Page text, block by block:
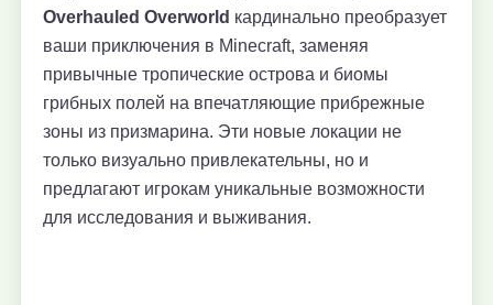
Overhauled Overworld кардинально преобразует
ваши приключения в Minecraft, заменяя
привычные тропические острова и биомы
грибных полей на впечатляющие прибрежные
зоны из призмарина. Эти новые локации не
только визуально привлекательны, но и
предлагают игрокам уникальные возможности
для исследования и выживания.